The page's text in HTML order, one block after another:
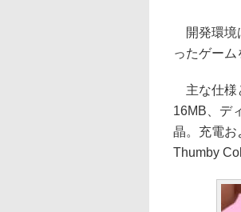
開発環境
ったゲーム
主な仕様
16MB、デ
晶。充電お
Thumby